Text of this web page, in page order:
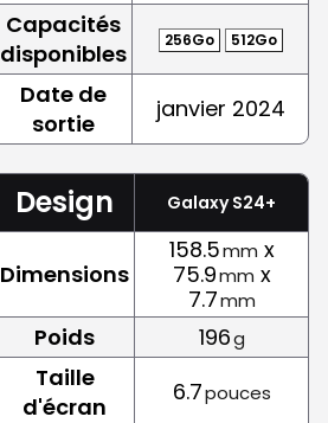
Capacités
disponibles
256Go 512Go
Date de
sortie
janvier 2024
Design Galaxy S24+
Dimensions
158.5mm x
75.9mm x
7.7mm
Poids 196g
Taille
d'écran
6.7pouces